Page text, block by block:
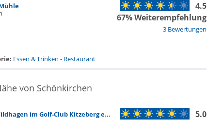
3 Bewertungen
4.5
67% Weiterempfehlung
Essen & Trinken - Restaurant
von Schönkirchen
im Golf-Club Kitzeberg e...
5.0